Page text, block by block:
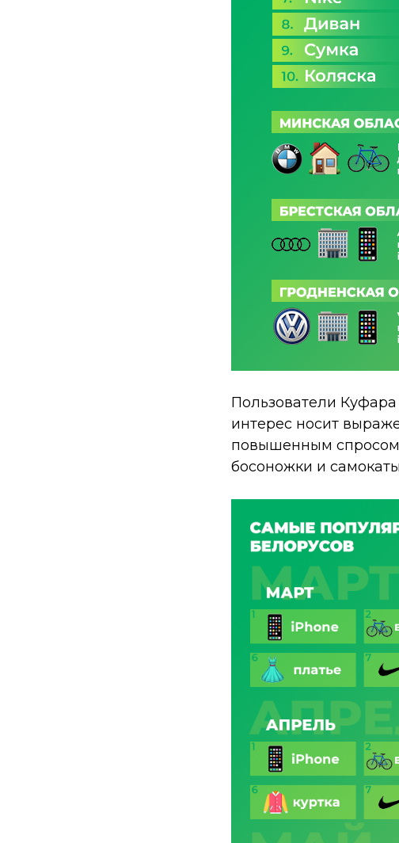
Пользователи Куфара
интерес носит
повышенным спросом
босоножки и